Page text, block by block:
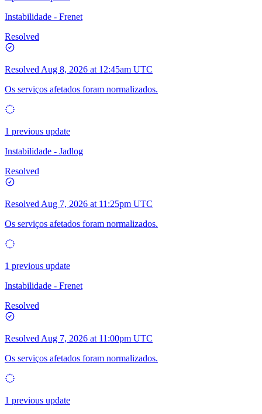
Instabilidade - Frenet
Resolved
Resolved Aug 8, 2026 at 12:45am UTC
Os serviços afetados foram normalizados.
1 previous update
Instabilidade - Jadlog
Resolved
Resolved Aug 7, 2026 at 11:25pm UTC
Os serviços afetados foram normalizados.
1 previous update
Instabilidade - Frenet
Resolved
Resolved Aug 7, 2026 at 11:00pm UTC
Os serviços afetados foram normalizados.
1 previous update